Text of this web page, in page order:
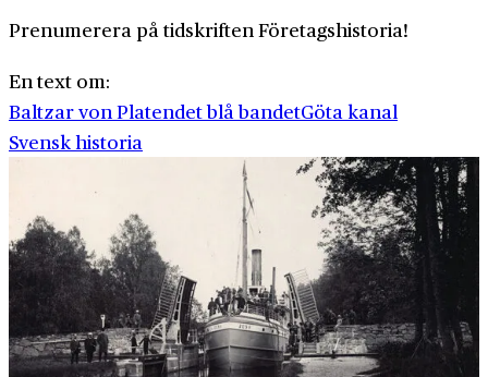
Prenumerera på tidskriften Företagshistoria!
En text om:
Baltzar von Platendet blå bandetGöta kanal
Svensk historia